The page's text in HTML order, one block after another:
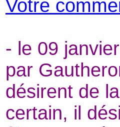
Votre
- le 09
par
désirent de
certain, il